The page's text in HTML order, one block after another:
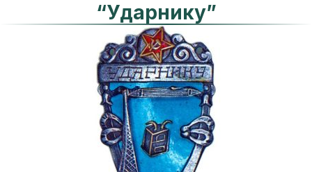
“Ударнику”